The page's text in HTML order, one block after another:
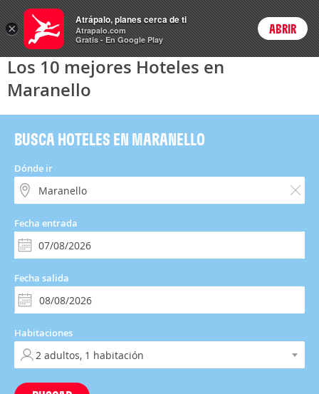
Hoteles Login
Los 10 mejores Hoteles en
Maranello
BUSCA HOTELES EN MARANELLO
Dónde ir
Fecha entrada
Fecha salida
Habitaciones
×
Atrápalo, planes cerca de ti
Atrapalo.com
Gratis - En Google Play
ABRIR